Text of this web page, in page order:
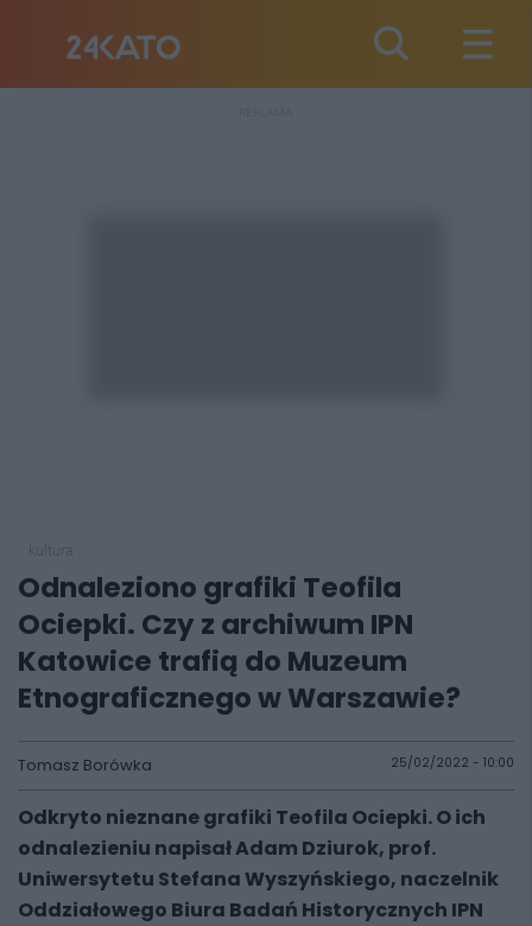
Odnaleziono grafiki Teofila
Ociepki. Czy z archiwum IPN
Katowice trafią do Muzeum
Etnograficznego w Warszawie?
Tomasz Borówka 25/02/2022 - 10:00
Odkryto nieznane grafiki Teofila Ociepki. O ich
odnalezieniu napisał Adam Dziurok, prof.
Uniwersytetu Stefana Wyszyńskiego, naczelnik
Oddziałowego Biura Badań Historycznych IPN